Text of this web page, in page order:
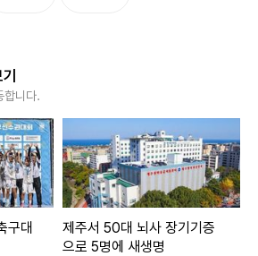
합니다.
구대
제주서 50대 뇌사 장기기증
으로 5명에 새생명